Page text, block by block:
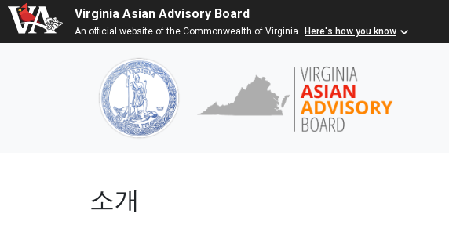
Virginia Asian Advisory Board
An official website of the Commonwealth of Virginia Here's how you know
소개